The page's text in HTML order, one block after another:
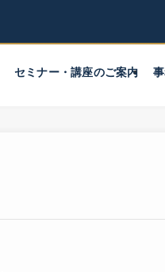
セミナー・講座のご案内